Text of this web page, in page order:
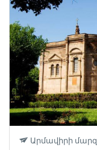
Արմավիրի մարզ